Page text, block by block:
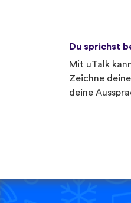
Du sprichst
Mit uTalk
Zeichne
deine